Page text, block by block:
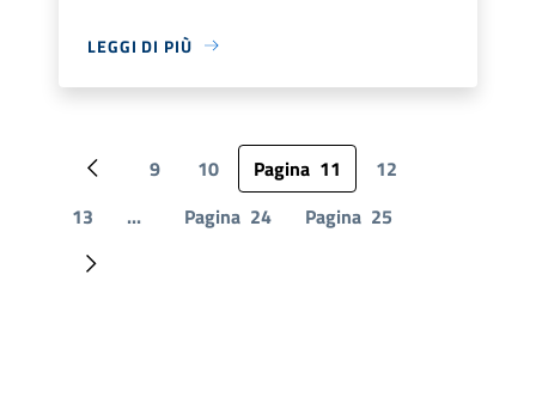
LEGGI DI PIÙ
Pagina precedente
9 10 Pagina 11
12
13
... Pagina 24 Pagina 25
Pagina successiva